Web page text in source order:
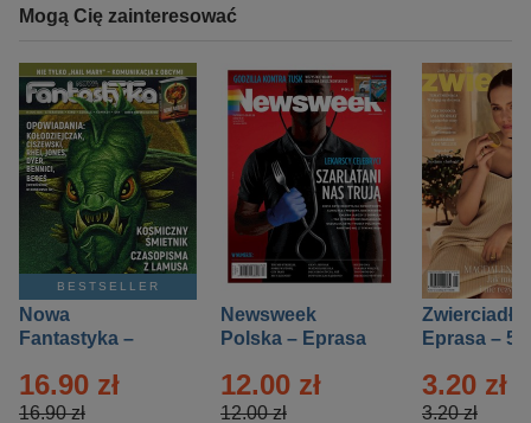
Mogą Cię zainteresować
BESTSELLER
Nowa
Fantastyka –
16.90 zł
16.90 zł
Newsweek
Polska – Eprasa
12.00 zł
12.00 zł
Zwierciadło
Eprasa – 5/
3.20 zł
3.20 zł